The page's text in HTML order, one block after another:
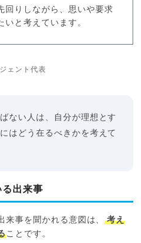
回りしながら、思いや要求
いと考えています。
ェント代表
ない人は、自分が理想とす
はどう在るべきかを考えて
出来事
来事を聞かれる意図は、考え
ことです。